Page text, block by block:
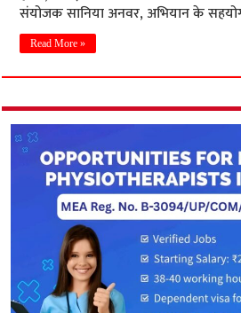
संयोजक सानिया अनवर, अभियान के
Read More »